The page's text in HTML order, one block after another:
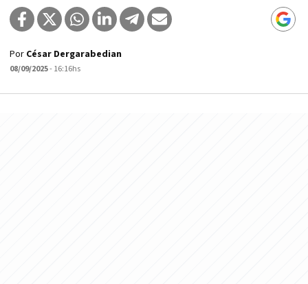
Por César Dergarabedian
08/09/2025- 16:16hs